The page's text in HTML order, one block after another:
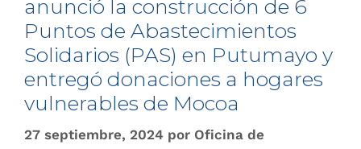
anunció la construcción de 6
Puntos de Abastecimientos
Solidarios (PAS) en Putumayo y
entregó donaciones a hogares
vulnerables de Mocoa
27 septiembre, 2024 por Oficina de